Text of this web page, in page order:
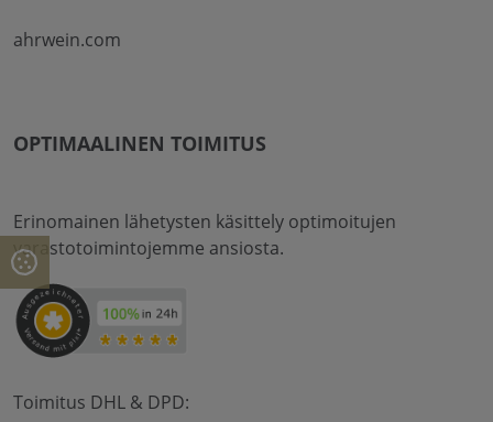
ahrwein.com
OPTIMAALINEN TOIMITUS
Erinomainen lähetysten käsittely optimoitujen
varastotoimintojemme ansiosta.
Toimitus DHL & DPD: